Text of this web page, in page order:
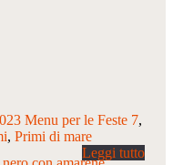
Menu per le Feste 7
Primi di mare